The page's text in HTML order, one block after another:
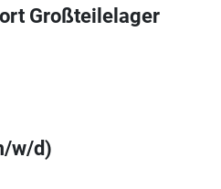
Großteilelager
w/d)